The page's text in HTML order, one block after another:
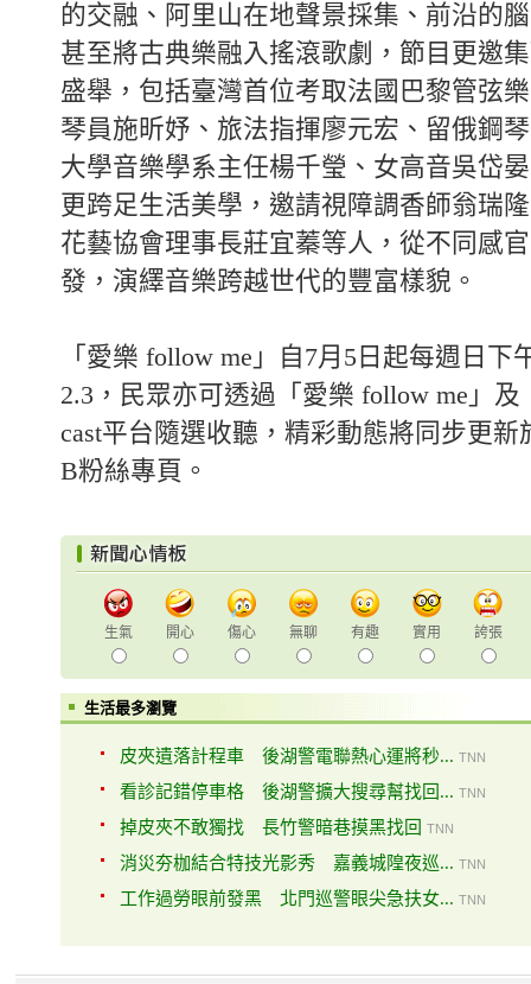
的交融、阿里山在地聲景採集、前沿的
甚至將古典樂融入搖滾歌劇，節目更邀
盛舉，包括臺灣首位考取法國巴黎管弦
琴員施昕妤、旅法指揮廖元宏、留俄鋼
大學音樂學系主任楊千瑩、女高音吳岱
更跨足生活美學，邀請視障調香師翁瑞
花藝協會理事長莊宜蓁等人，從不同感
發，演繹音樂跨越世代的豐富樣貌。
「愛樂 follow me」自7月5日起每週日下
2.3，民眾亦可透過「愛樂 follow me」及
cast平台隨選收聽，精彩動態將同步更新
B粉絲專頁。
生氣 開心 傷心 無聊 有趣 實用 誇張
生活最多瀏覽
皮夾遺落計程車 後湖警電聯熱心運將秒... TNN
看診記錯停車格 後湖警擴大搜尋幫找回... TNN
掉皮夾不敢獨找 長竹警暗巷摸黑找回 TNN
消災夯枷結合特技光影秀 嘉義城隍夜巡... TNN
工作過勞眼前發黑 北門巡警眼尖急扶女... TNN